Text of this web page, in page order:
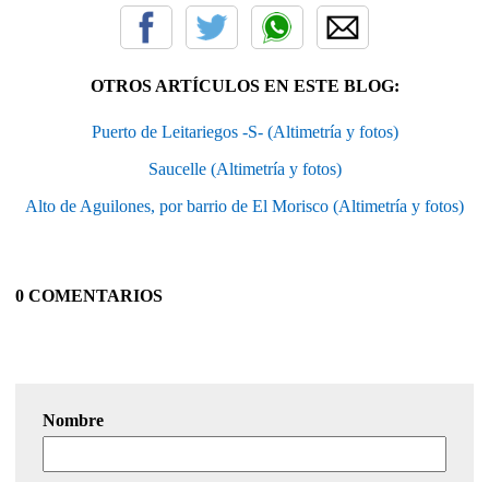
OTROS ARTÍCULOS EN ESTE BLOG:
Puerto de Leitariegos -S- (Altimetría y fotos)
Saucelle (Altimetría y fotos)
Alto de Aguilones, por barrio de El Morisco (Altimetría y fotos)
0 COMENTARIOS
Nombre